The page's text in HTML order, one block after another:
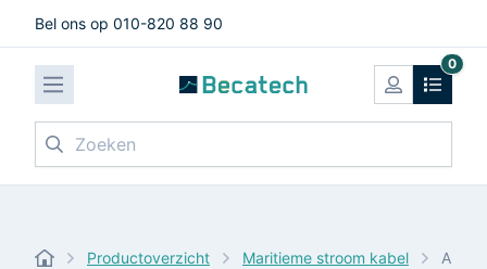
Bel ons op 010-820 88 90
0
Zoeken
Productoverzicht Maritieme stroom kabel